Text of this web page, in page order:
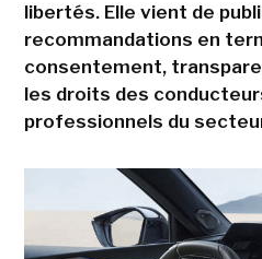
libertés. Elle vient de
recommandations en
consentement,
les droits des
professionnels du